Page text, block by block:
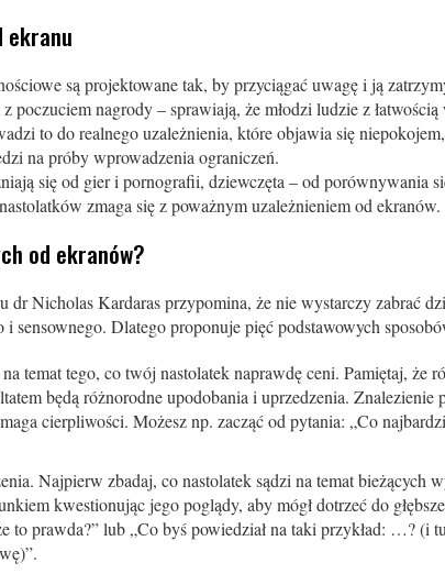
ekranu
są projektowane tak, by przyciągać uwagę i ją
poczuciem nagrody – sprawiają, że młodzi ludzie z
to do realnego uzależnienia, które objawia się
na próby wprowadzenia ograniczeń.
się od gier i pornografii, dziewczęta – od porównywania
zmaga się z poważnym uzależnieniem od ekranów.
od ekranów?
dr Nicholas Kardaras przypomina, że nie wystarczy zabrać
i sensownego. Dlatego proponuje pięć podstawowych
temat tego, co twój nastolatek naprawdę ceni. Pamiętaj, że
będą różnorodne upodobania i uprzedzenia. Znalezienie
cierpliwości. Możesz np. zacząć od pytania: „Co
Najpierw zbadaj, co nastolatek sądzi na temat bieżących
kwestionując jego poglądy, aby mógł dotrzeć do
to prawda?” lub „Co byś powiedział na taki przykład: …? (i